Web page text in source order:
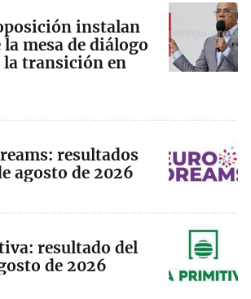
instalan
mesa de diálogo
la transición en
resultados
agosto de 2026
resultado del
de 2026